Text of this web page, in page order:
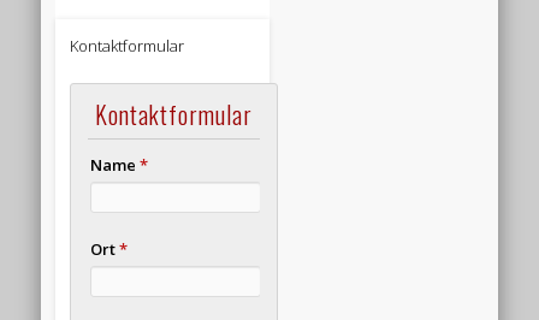
Kontaktformular
Kontaktformular
Name *
Ort*